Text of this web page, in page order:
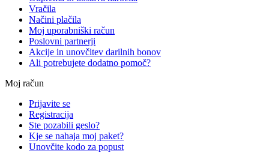
Vračila
Načini plačila
Moj uporabniški račun
Poslovni partnerji
Akcije in unovčitev darilnih bonov
Ali potrebujete dodatno pomoč?
Moj račun
Prijavite se
Registracija
Ste pozabili geslo?
Kje se nahaja moj paket?
Unovčite kodo za popust